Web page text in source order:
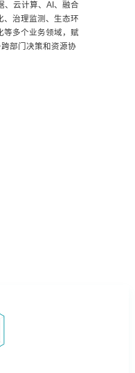
、云计算、AI、融合
、治理监测、生态环
等多个业务领域，赋
部门决策和资源协